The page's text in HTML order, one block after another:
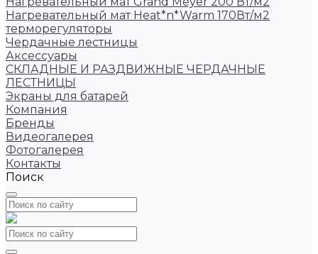
Нагревательный мат Heat*n*Warm 170Вт/м2
терморегуляторы
Чердачные лестницы
Аксессуары
СКЛАДНЫЕ И РАЗДВИЖНЫЕ ЧЕРДАЧНЫЕ
ЛЕСТНИЦЫ
Экраны для батарей
Компания
Бренды
Видеогалерея
Фотогалерея
Контакты
Поиск